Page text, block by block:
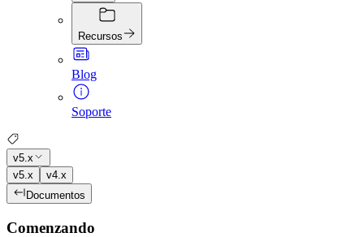
Recursos
Blog
Soporte
v5.x
v5.x
v4.x
Documentos
Comenzando